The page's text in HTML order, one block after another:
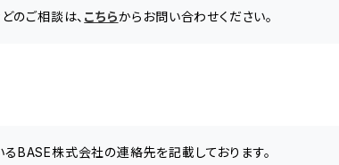
のご相談は、 こちらからお問い合わせください。
るBASE株式会社の連絡先を記載しております。